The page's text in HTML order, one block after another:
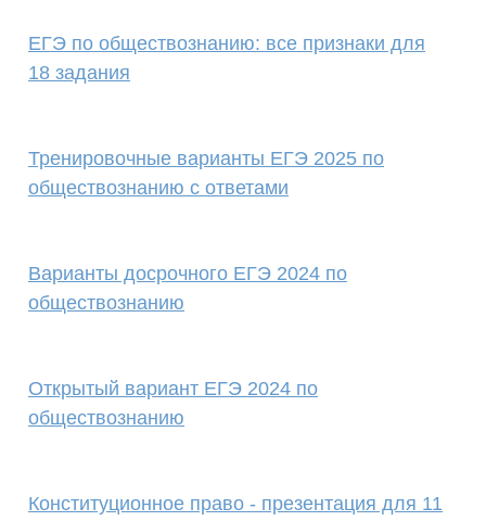
ЕГЭ по обществознанию: все признаки для
18 задания
Тренировочные варианты ЕГЭ 2025 по
обществознанию с ответами
Варианты досрочного ЕГЭ 2024 по
обществознанию
Открытый вариант ЕГЭ 2024 по
обществознанию
Конституционное право - презентация для 11